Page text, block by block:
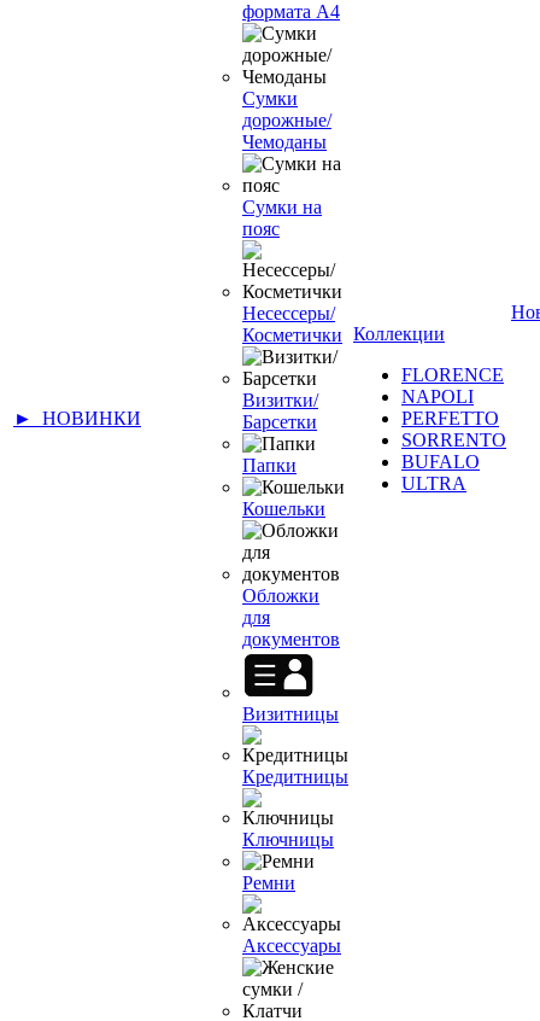
► НОВИНКИ
формата А4
Сумки
дорожные/
Чемоданы
Сумки на
пояс
Несессеры/
Косметички
Визитки/
Барсетки
Папки
Кошельки
Обложки
для
документов
Визитницы
Кредитницы
Ключницы
Ремни
Аксессуары
Коллекции
FLORENCE
NAPOLI
PERFETTO
SORRENTO
BUFALO
ULTRA